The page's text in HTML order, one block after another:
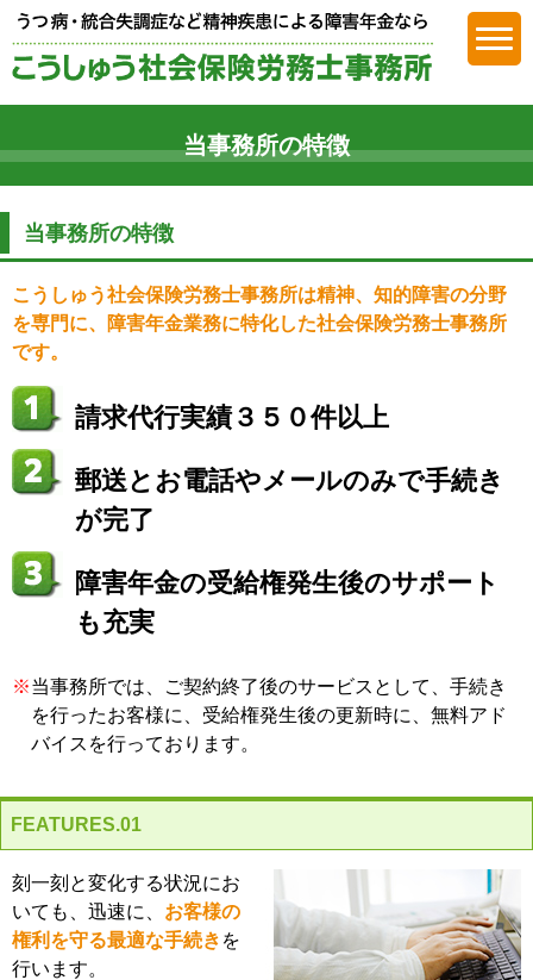
障害年金
当事務所の特徴
当事務所の特徴
こうしゅう社会保険労務士事務所は精神、知的障害の分野
を専門に、障害年金業務に特化した社会保険労務士事務所
です。
請求代行実績３５０件以上
郵送とお電話やメールのみで手続き
が完了
障害年金の受給権発生後のサポート
も充実
※当事務所では、ご契約終了後のサービスとして、手続き
を行ったお客様に、受給権発生後の更新時に、無料アド
バイスを行っております。
FEATURES.01
刻一刻と変化する状況にお
いても、迅速に、 お客様の
権利を守る最適な手続き を
行います。